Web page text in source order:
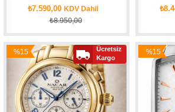
₺7.590,00 KDV Dahil
₺8.950,00
%15
İndirim
Ücretsiz
Kargo
%15
İndirim